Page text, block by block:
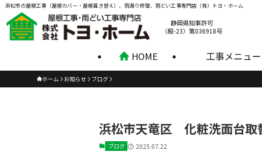
浜松市の屋根工事（屋根カバー・屋根葺き替え）、雨漏り修理、雨どい工事専門店（株）トヨ・ホーム
HOME 工事メニュー
静岡県知事許可
（般-23）第036918号
ホーム お知らせ ブログ
浜松市天竜区 化粧洗面台取
ブログ 2025.07.22